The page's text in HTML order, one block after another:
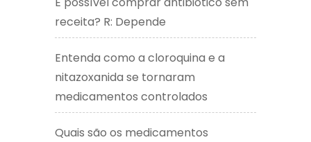
receita? R: Depende
Entenda como a cloroquina e a
nitazoxanida se tornaram
medicamentos controlados
Quais são os medicamentos